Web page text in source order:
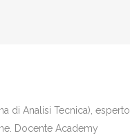
di Analisi Tecnica), esperto
Docente Academy